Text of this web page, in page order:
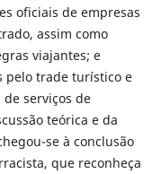
oficiais de empresas
assim como
viajantes; e
pelo trade turístico e
serviços de
teórica e da
se à conclusão
que reconheça